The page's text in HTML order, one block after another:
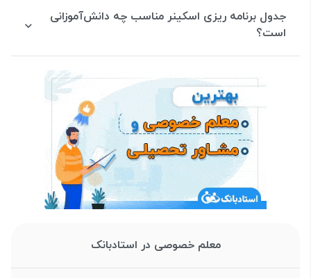
جدول برنامه ریزی اسکینر مناسب چه دانش‌آموزانی
است؟
معلم خصوصی در استادبانک